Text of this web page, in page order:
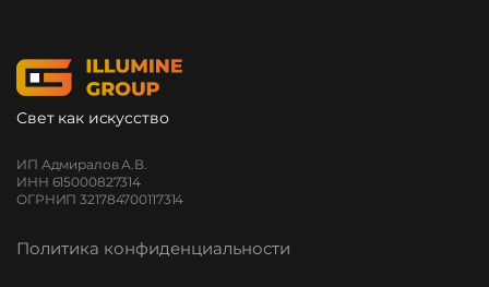
Свет как искусство
ИП Адмиралов А.В.
ИНН 615000827314
ОГРНИП 321784700117314
Политика конфиденциальности